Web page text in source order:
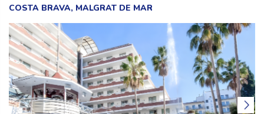
COSTA BRAVA, MALGRAT DE MAR